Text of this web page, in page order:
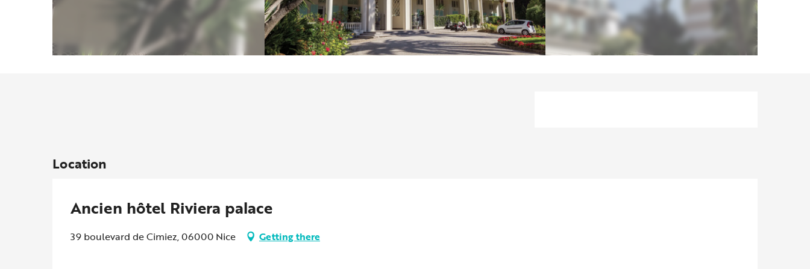
Location
Ancien hôtel Riviera palace
39 boulevard de Cimiez, 06000 Nice Getting there